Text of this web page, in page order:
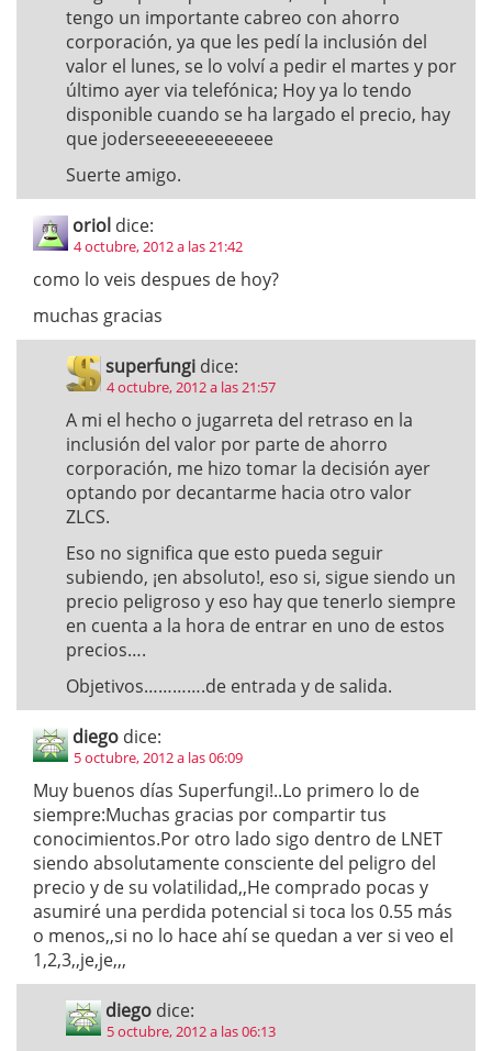
tengo un importante cabreo con ahorro
corporación, ya que les pedí la inclusión del
valor el lunes, se lo volví a pedir el martes y por
último ayer via telefónica; Hoy ya lo tendo
disponible cuando se ha largado el precio, hay
que joderseeeeeeeeeeee
Suerte amigo.
oriol dice:
4 octubre, 2012 a las 21:42
como lo veis despues de hoy?
muchas gracias
superfungi dice:
4 octubre, 2012 a las 21:57
A mi el hecho o jugarreta del retraso en la
inclusión del valor por parte de ahorro
corporación, me hizo tomar la decisión ayer
optando por decantarme hacia otro valor
ZLCS.
Eso no significa que esto pueda seguir
subiendo, ¡en absoluto!, eso si, sigue siendo un
precio peligroso y eso hay que tenerlo siempre
en cuenta a la hora de entrar en uno de estos
precios….
Objetivos………….de entrada y de salida.
diego dice:
5 octubre, 2012 a las 06:09
Muy buenos días Superfungi!..Lo primero lo de
siempre:Muchas gracias por compartir tus
conocimientos.Por otro lado sigo dentro de LNET
siendo absolutamente consciente del peligro del
precio y de su volatilidad,,He comprado pocas y
asumiré una perdida potencial si toca los 0.55 más
o menos,,si no lo hace ahí se quedan a ver si veo el
1,2,3,,je,je,,,
diego dice:
5 octubre, 2012 a las 06:13